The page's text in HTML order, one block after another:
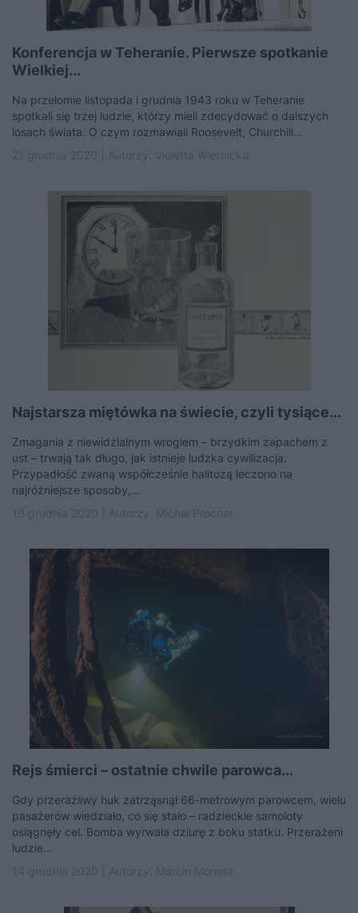
Konferencja w Teheranie. Pierwsze spotkanie
Wielkiej...
Na przełomie listopada i grudnia 1943 roku w Teheranie
spotkali się trzej ludzie, którzy mieli zdecydować o dalszych
losach świata. O czym rozmawiali Roosevelt, Churchill...
Najstarsza miętówka na świecie, czyli tysiące...
Zmagania z niewidzialnym wrogiem – brzydkim zapachem z
ust – trwają tak długo, jak istnieje ludzka cywilizacja.
Przypadłość zwaną współcześnie halitozą leczono na
najróżniejsze sposoby,...
Rejs śmierci – ostatnie chwile parowca...
Gdy przeraźliwy huk zatrząsnął 66-metrowym parowcem, wielu
pasażerów wiedziało, co się stało – radzieckie samoloty
osiągnęły cel. Bomba wyrwała dziurę z boku statku. Przerażeni
ludzie...